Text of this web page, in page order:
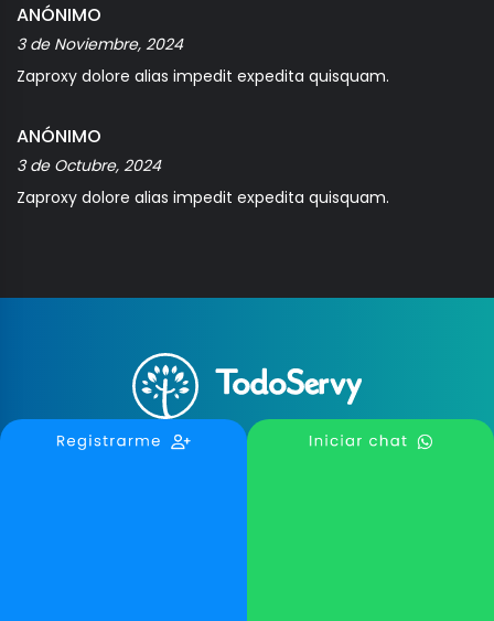
ANÓNIMO
3 de Noviembre, 2024
Zaproxy dolore alias impedit expedita quisquam.
ANÓNIMO
3 de Octubre, 2024
Zaproxy dolore alias impedit expedita quisquam.